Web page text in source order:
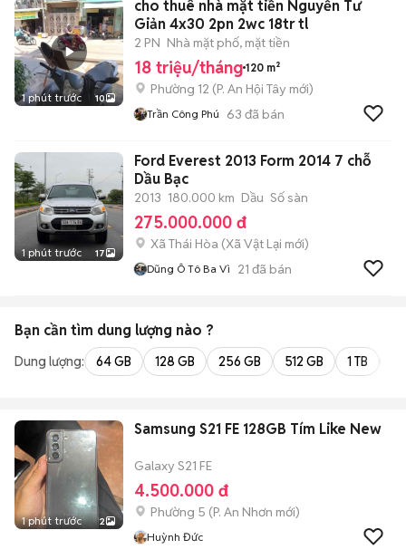
1 phút trước 10
cho thuê nhà mặt tiền Nguyễn Tư
Giản 4x30 2pn 2wc 18tr tl
2 PN Nhà mặt phố, mặt tiền
18 triệu/tháng 120 m²
Phường 12 (P. An Hội Tây mới)
Trần Công Phú 63 đã bán
1 phút trước 17
Ford Everest 2013 Form 2014 7 chỗ
Dầu Bạc
2013 180.000 km Dầu Số sàn
275.000.000 đ
Xã Thái Hòa (Xã Vật Lại mới)
Dũng Ô Tô Ba Vì 21 đã bán
Bạn cần tìm dung lượng nào ?
Dung lượng: 64 GB 128 GB 256 GB 512 GB 1 TB
1 phút trước 2
Samsung S21 FE 128GB Tím Like New
Galaxy S21 FE
4.500.000 đ
Phường 5 (P. An Nhơn mới)
Huỳnh Đức